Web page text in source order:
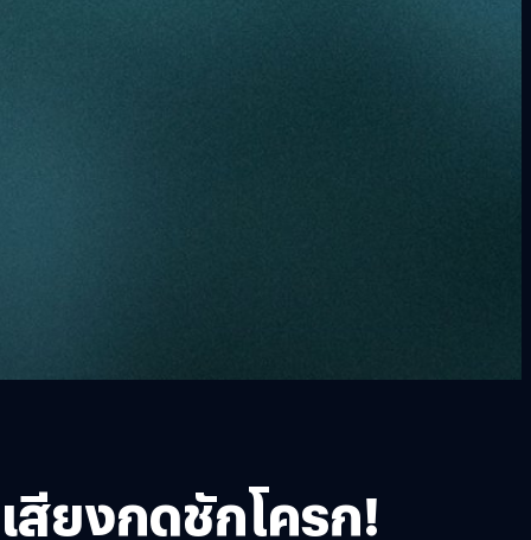
สียงกดชักโครก!